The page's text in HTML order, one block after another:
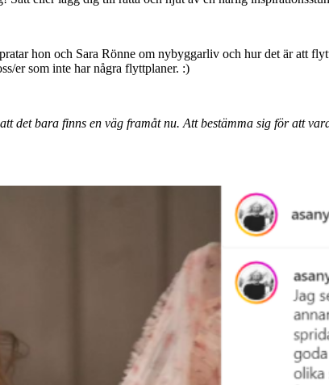
hon och Sara Rönne om nybyggarliv och hur det är att
er som inte har några flyttplaner. :)
det bara finns en väg framåt nu. Att bestämma sig för att